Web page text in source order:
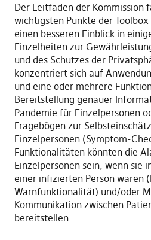
Der Leitfaden der Kommission
wichtigsten Punkte der
einen besseren Einblick in
Einzelheiten zur
und des Schutzes der
konzentriert sich auf
und eine oder mehrere
Bereitstellung genauer
Pandemie für Einzelpersonen
Fragebögen zur
Einzelpersonen (Symptom-
Funktionalitäten könnten die
Einzelpersonen sein, wenn sie
einer infizierten Person waren
Warnfunktionalität) und/oder
Kommunikation zwischen
bereitstellen.